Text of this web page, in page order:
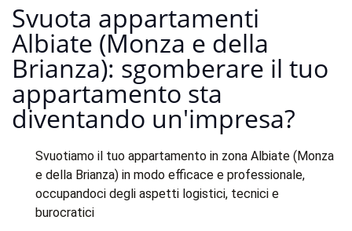
Svuota appartamenti
Albiate (Monza e della
Brianza): sgomberare il tuo
appartamento sta
diventando un'impresa?​
Svuotiamo il tuo appartamento in zona Albiate (Monza
e della Brianza) in modo efficace e professionale,
occupandoci degli aspetti logistici, tecnici e
burocratici